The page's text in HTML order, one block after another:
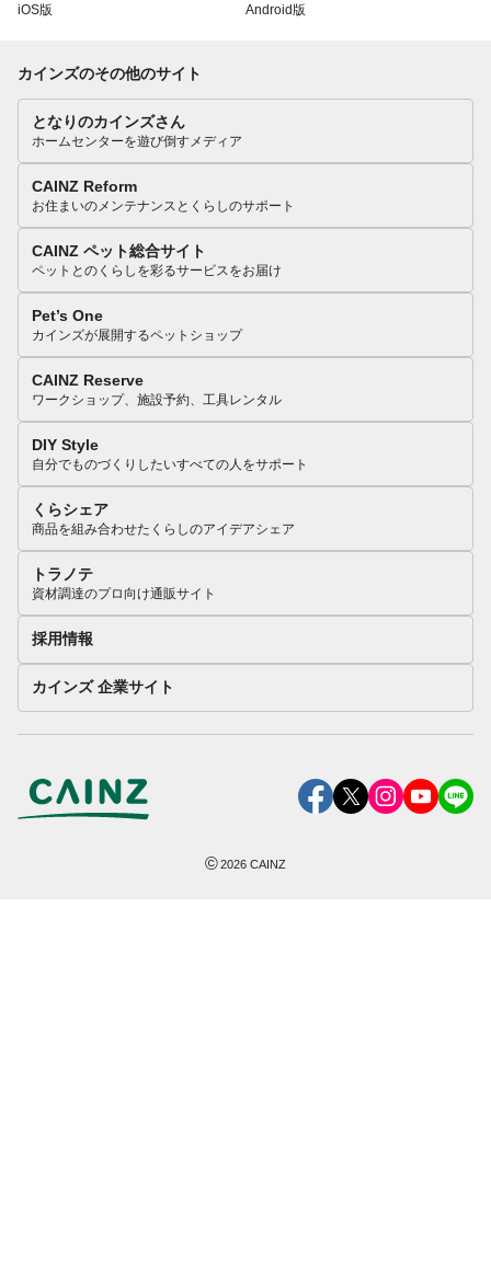
iOS版 Android版
カインズのその他のサイト
となりのカインズさん
ホームセンターを遊び倒すメディア
CAINZ Reform
お住まいのメンテナンスとくらしのサポート
CAINZ ペット総合サイト
ペットとのくらしを彩るサービスをお届け
Pet’s One
カインズが展開するペットショップ
CAINZ Reserve
ワークショップ、施設予約、工具レンタル
DIY Style
自分でものづくりしたいすべての人をサポート
くらシェア
商品を組み合わせたくらしのアイデアシェア
トラノテ
資材調達のプロ向け通販サイト
採用情報
カインズ 企業サイト
©2026 CAINZ